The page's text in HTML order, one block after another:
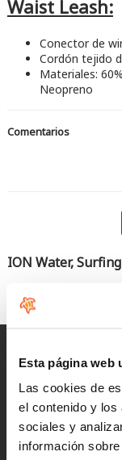
Esta página web
Las cookies de
el contenido y los
sociales y
información
Waist Leash:
Conector de
Cordón tejido
Materiales:
Neopreno
Comentarios
ION Water,
todas las condiciones